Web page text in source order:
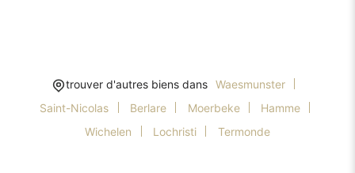
trouver d'autres biens dans Waesmunster
Saint-Nicolas
Berlare Moerbeke
Hamme
Wichelen
Lochristi Termonde